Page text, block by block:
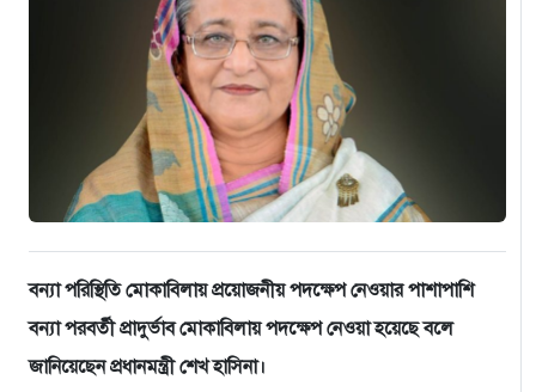
বন্যা পরিস্থিতি মোকাবিলায় প্রয়োজনীয় পদক্ষেপ নেওয়ার পাশাপাশি
বন্যা পরবর্তী প্রাদুর্ভাব মোকাবিলায় পদক্ষেপ নেওয়া হয়েছে বলে
জানিয়েছেন প্রধানমন্ত্রী শেখ হাসিনা।